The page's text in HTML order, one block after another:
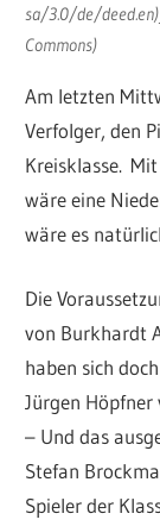
sa/3.0/de/
Commons)
Am letzten
Verfolger, den
Kreisklasse.
wäre eine
wäre es
Die
von Burkhardt
haben sich
Jürgen
– Und das
Stefan
Spieler der